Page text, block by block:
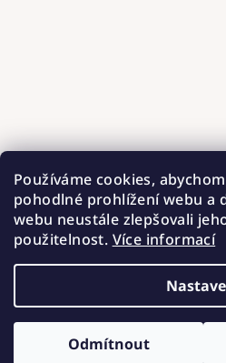
Používáme cookies,
pohodlné prohlížení webu a
webu neustále zlepšovali
použitelnost. Více informací
Odmítnout
Copyright 2026Hnízdečka od
vyhrazena.Upravit